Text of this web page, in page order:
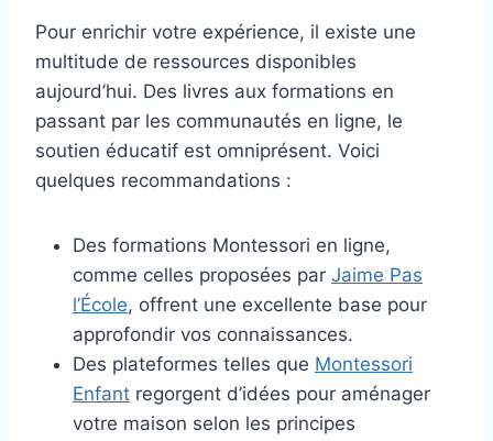
Pour enrichir votre expérience, il existe une
multitude de ressources disponibles
aujourd’hui. Des livres aux formations en
passant par les communautés en ligne, le
soutien éducatif est omniprésent. Voici
quelques recommandations :
Des formations Montessori en ligne,
comme celles proposées par Jaime Pas
l’École, offrent une excellente base pour
approfondir vos connaissances.
Des plateformes telles que Montessori
Enfant regorgent d’idées pour aménager
votre maison selon les principes